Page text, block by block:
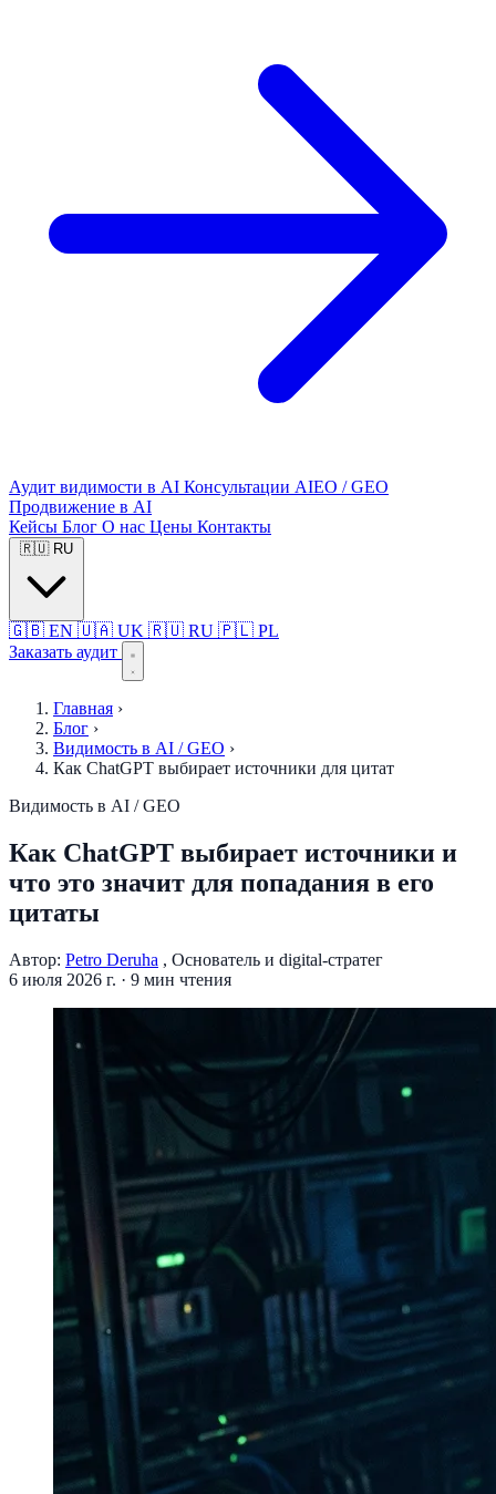
Аудит видимости в AI Консультации AIEO / GEO
Продвижение в AI
Кейсы Блог О нас Цены Контакты
🇷🇺 RU
🇬🇧 EN 🇺🇦 UK 🇷🇺 RU 🇵🇱 PL
Заказать аудит
Главная ›
Блог ›
Видимость в AI / GEO ›
Как ChatGPT выбирает источники для цитат
Видимость в AI / GEO
Как ChatGPT выбирает источники и
что это значит для попадания в его
цитаты
Автор: Petro Deruha , Основатель и digital-стратег
6 июля 2026 г. · 9 мин чтения